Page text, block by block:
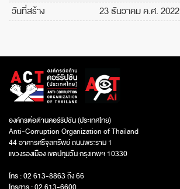
วันที่สร้าง
23 ธันวาคม ค.ศ. 2022
องค์กรต่อต้านคอร์รัปชัน (ประเทศไทย)
Anti-Corruption Organization of Thailand
44 อาคารศรีจุลทรัพย์ ถนนพระราม 1
แขวงรองเมือง เขตปทุมวัน กรุงเทพฯ 10330
โทร : 02 613-8863 ถึง 66